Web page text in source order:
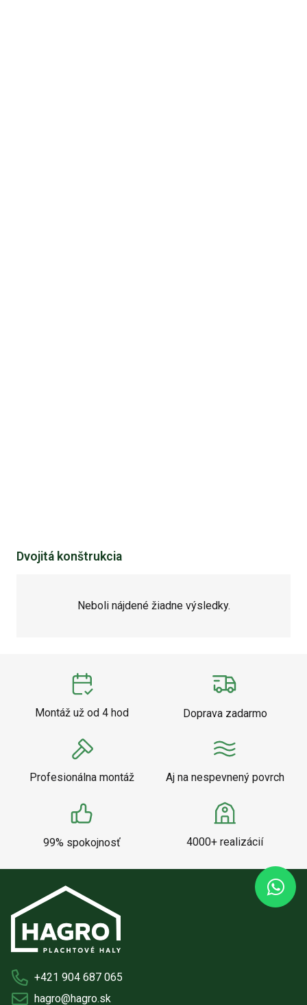
Dvojitá konštrukcia
Neboli nájdené žiadne výsledky.
Montáž už od 4 hod Doprava zadarmo
Profesionálna montáž Aj na nespevnený povrch
99% spokojnosť 4000+ realizácií
+421 904 687 065
hagro@hagro.sk